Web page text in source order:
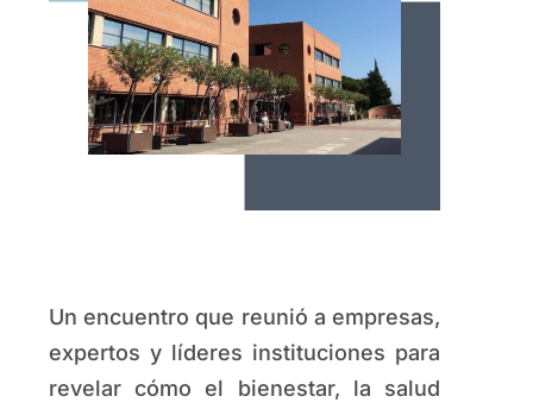
Un encuentro que reunió a empresas,
expertos y líderes instituciones para
revelar cómo el bienestar, la salud